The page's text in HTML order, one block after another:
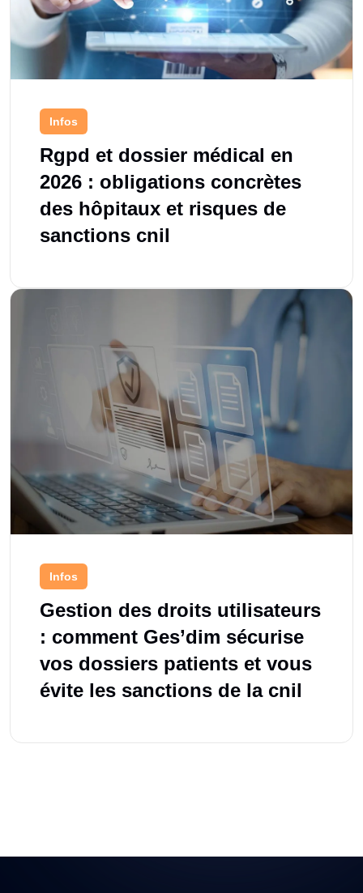
Infos
Rgpd et dossier médical en
2026 : obligations concrètes
des hôpitaux et risques de
sanctions cnil
Infos
Gestion des droits utilisateurs
: comment Ges’dim sécurise
vos dossiers patients et vous
évite les sanctions de la cnil